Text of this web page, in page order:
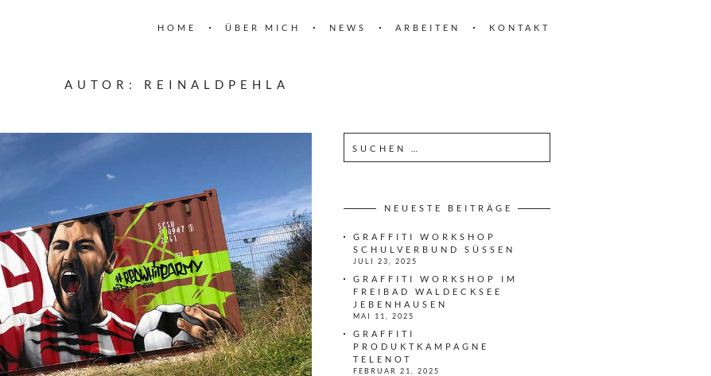
HOME ÜBER MICH NEWS ARBEITEN KONTAKT
AUTOR: REINALDPEHLA
e
n
NEUESTE BEITRÄGE
GRAFFITI WORKSHOP
SCHULVERBUND SÜSSEN
JULI 23, 2025
GRAFFITI WORKSHOP IM
FREIBAD WALDECKSEE
JEBENHAUSEN
MAI 11, 2025
GRAFFITI
PRODUKTKAMPAGNE
TELENOT
FEBRUAR 21, 2025